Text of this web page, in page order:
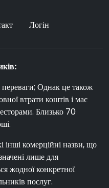
Логін
Однак це також
втрати коштів і має
Близько 70
інші комерційні назви, що
лише для
жодної конкретної
послуг.